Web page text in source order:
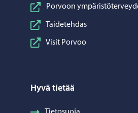
Porvoon
Taidetehdas
Visit Porvoo
Hyvä tietää
Tietosuoja